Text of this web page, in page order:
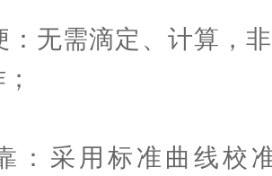
：无需滴定、计算，
：采用标准曲线校